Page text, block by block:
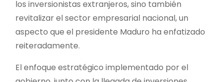
los inversionistas extranjeros, sino también
revitalizar el sector empresarial nacional, un
aspecto que el presidente Maduro ha enfatizado
reiteradamente.
El enfoque estratégico implementado por el